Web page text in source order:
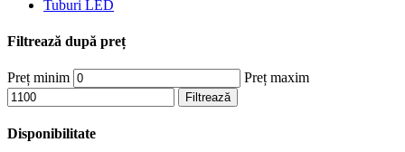
Tuburi LED
Filtrează după preț
Preț minim Preț maxim
Filtrează
Disponibilitate